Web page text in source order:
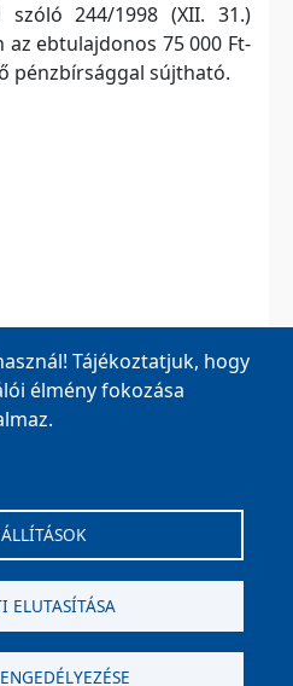
244/1998 (XII. 31.)
ebtulajdonos 75 000 Ft-
pénzbírsággal sújtható.
Tájékoztatjuk, hogy
élmény fokozása
ELUTASÍTÁSA
+36 22 596 003
| Ügyfélfogadás: Kedd,
12, 13-15 óráig